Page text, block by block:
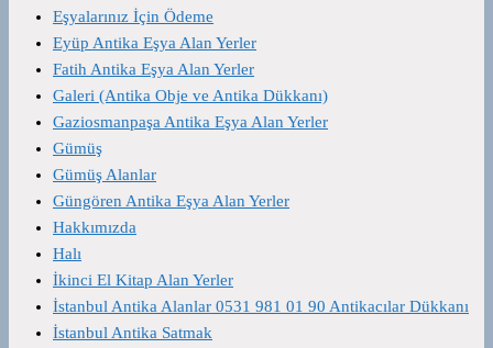
Eşyalarınız İçin Ödeme
Eyüp Antika Eşya Alan Yerler
Fatih Antika Eşya Alan Yerler
Galeri (Antika Obje ve Antika Dükkanı)
Gaziosmanpaşa Antika Eşya Alan Yerler
Gümüş
Gümüş Alanlar
Güngören Antika Eşya Alan Yerler
Hakkımızda
Halı
İkinci El Kitap Alan Yerler
İstanbul Antika Alanlar 0531 981 01 90 Antikacılar Dükkanı
İstanbul Antika Satmak